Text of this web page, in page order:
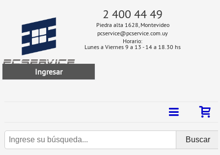
2 400 44 49
Piedra alta 1628, Montevideo
pcservice@pcservice.com.uy
Horario:
Lunes a Viernes 9 a 13 - 14 a 18.30 hs
Ingresar